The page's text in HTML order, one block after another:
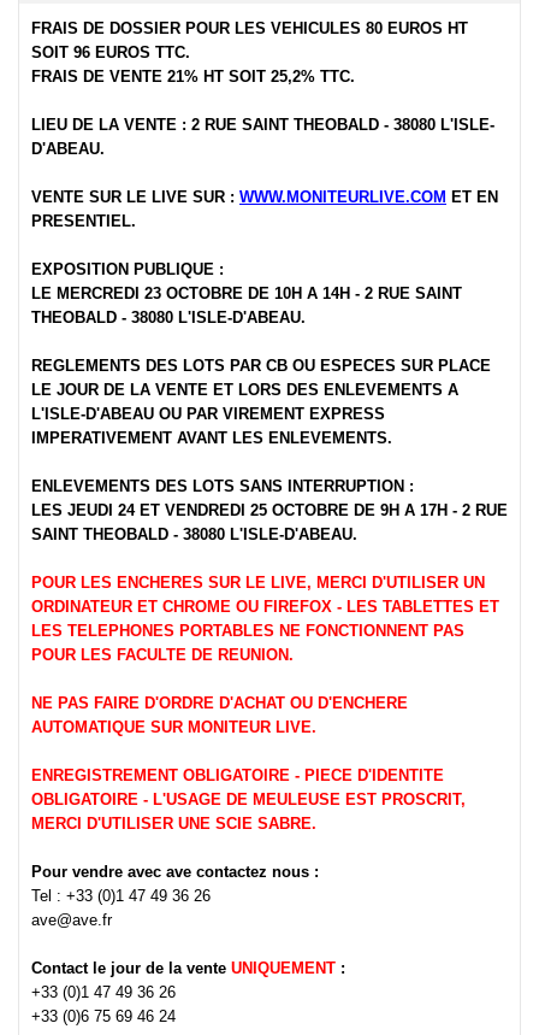
FRAIS DE DOSSIER POUR LES VEHICULES 80 EUROS HT
SOIT 96 EUROS TTC.
FRAIS DE VENTE 21% HT SOIT 25,2% TTC.
LIEU DE LA VENTE : 2 RUE SAINT THEOBALD - 38080 L'ISLE-
D'ABEAU.
VENTE SUR LE LIVE SUR : WWW.MONITEURLIVE.COM ET EN
PRESENTIEL.
EXPOSITION PUBLIQUE :
LE MERCREDI 23 OCTOBRE DE 10H A 14H - 2 RUE SAINT
THEOBALD - 38080 L'ISLE-D'ABEAU.
REGLEMENTS DES LOTS PAR CB OU ESPECES SUR PLACE
LE JOUR DE LA VENTE ET LORS DES ENLEVEMENTS A
L'ISLE-D'ABEAU OU PAR VIREMENT EXPRESS
IMPERATIVEMENT AVANT LES ENLEVEMENTS.
ENLEVEMENTS DES LOTS SANS INTERRUPTION :
LES JEUDI 24 ET VENDREDI 25 OCTOBRE DE 9H A 17H - 2 RUE
SAINT THEOBALD - 38080 L'ISLE-D'ABEAU.
POUR LES ENCHERES SUR LE LIVE, MERCI D'UTILISER UN
ORDINATEUR ET CHROME OU FIREFOX - LES TABLETTES ET
LES TELEPHONES PORTABLES NE FONCTIONNENT PAS
POUR LES FACULTE DE REUNION.
NE PAS FAIRE D'ORDRE D'ACHAT OU D'ENCHERE
AUTOMATIQUE SUR MONITEUR LIVE.
ENREGISTREMENT OBLIGATOIRE - PIECE D'IDENTITE
OBLIGATOIRE - L'USAGE DE MEULEUSE EST PROSCRIT,
MERCI D'UTILISER UNE SCIE SABRE.
Pour vendre avec ave contactez nous :
Tel : +33 (0)1 47 49 36 26
ave@ave.fr
Contact le jour de la vente UNIQUEMENT :
+33 (0)1 47 49 36 26
+33 (0)6 75 69 46 24